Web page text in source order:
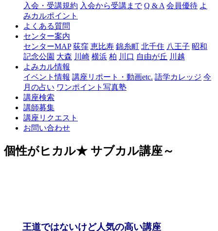
ャ
由
丘
入会・受講規約 入会から受講まで Q & A 会員優待 よ
みカルポイント
よくある質問
センター案内
センターMAP 荻窪 恵比寿 錦糸町 北千住 八王子 昭和
記念公園 大森 川崎 横浜 柏 川口 自由が丘 川越
よみカル情報
イベント情報 講座リポート・動画etc. 語学カレッジ 今
月の占い ワンポイント写真塾
講座検索
講師募集
講座リクエスト
お問い合わせ
個性がヒカル★ サブカル講座～
王道ではないけど人気の高い講座